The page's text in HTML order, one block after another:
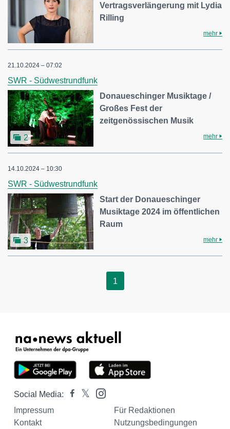
Vertragsverlängerung mit Lydia
Rilling
mehr
21.10.2024 – 07:02
SWR - Südwestrundfunk
2
Donaueschinger Musiktage /
Großes Fest der
zeitgenössischen Musik
mehr
14.10.2024 – 10:30
SWR - Südwestrundfunk
3
Start der Donaueschinger
Musiktage 2024 im öffentlichen
Raum
mehr
1
Social Media:
Impressum
Für Redaktionen
Kontakt
Nutzungsbedingungen